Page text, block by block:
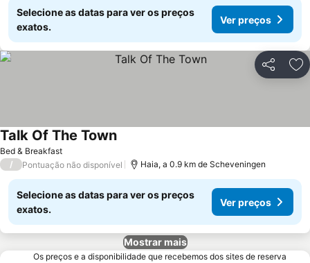
Selecione as datas para ver os preços
exatos.
Ver preços
Partilhar
Bed & Breakfast
Talk Of The TownVer preços
/ Pontuação não disponível Haia, a 0.9 km de Scheveningen
Selecione as datas para ver os preços
exatos.
Ver preços
Mostrar mais
Os preços e a disponibilidade que recebemos dos sites de reserva